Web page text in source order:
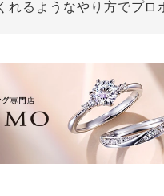
れるようなやり方でプロ
ラン検索
I-PRIMO公式サイト
公式オンラインショップ